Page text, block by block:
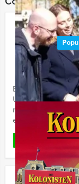
Vanaf
Een 'Moordspel
Utrecht. Dat is
rond de tafel om
eigenlijk ...
LEES MEER